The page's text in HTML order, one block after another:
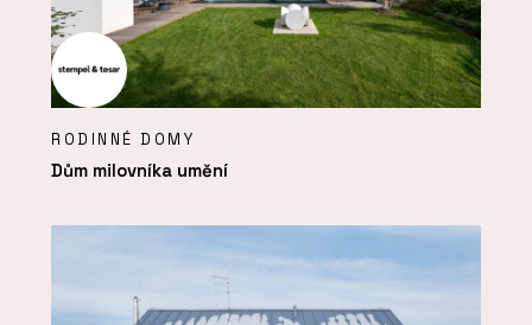
RODINNÉ DOMY
Dům milovníka umění